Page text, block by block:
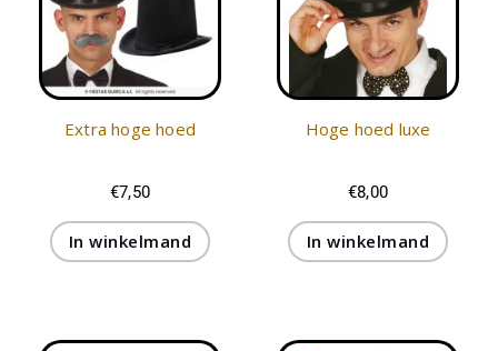
Extra hoge hoed
€7,50
In winkelmand
Hoge hoed luxe
€8,00
In winkelmand